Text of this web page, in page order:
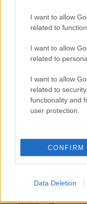
I want to allow
related to
I want to allow
related to
I want to allow
related to
functionality and
user protection.
CONFIRM
Data Deletion
Martina
I nostri
I nostri
I nostri